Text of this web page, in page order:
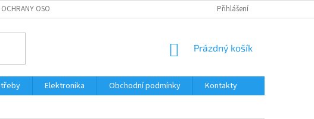
OSOBNÍCH ÚDAJŮ Přihlášení
NÁKUPNÍ
Prázdný košík
Elektronika Obchodní podmínky
Kontakty